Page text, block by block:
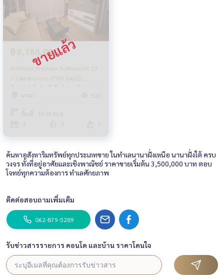
฿9,785,000
InterLux Premier Sukhumvit 13
/ 2 Bedrooms (FOR SALE),
อินเตอร์ ลักส์ พรีเมียร์ สุขุมวิท 13 /
2 ห้องนอน (ขาย) JA004
นานา 520
พื้นที่ : 57.00 ตร.ม.
2 2 7
ค้นหาอสังหาริมทรัพย์ทุกประเภทขาย ในทำเลนานาฝั่งเหนือ นานาฝั่งใต้ ครบ
วงจร ทั้งที่อยู่อาศัยและเชิงพาณิชย์ ราคาขายเริ่มต้น 3,500,000 บาท ตอบ
โจทย์ทุกความต้องการ ทำเลศักยภาพ
ติดต่อสอบถามเพิ่มเติม
062-879-5289
รับข่าวสารรายการ คอนโด และบ้าน ราคาโดนใจ